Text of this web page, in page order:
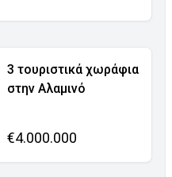
3 τουριστικά χωράφια
στην Αλαμινό
€4.000.000